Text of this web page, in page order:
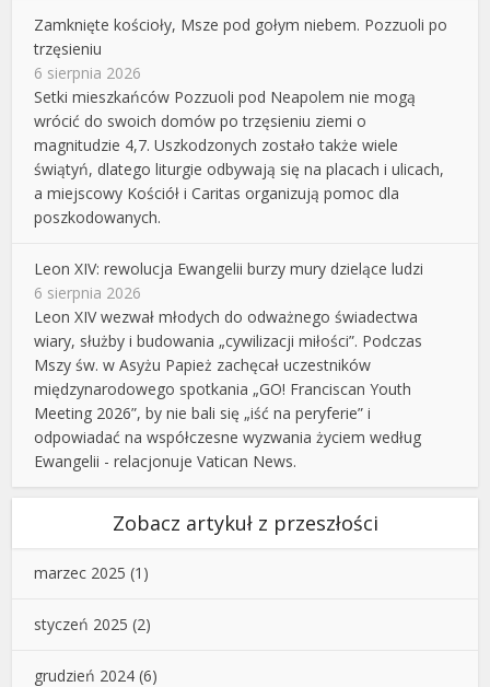
Zamknięte kościoły, Msze pod gołym niebem. Pozzuoli po
trzęsieniu
6 sierpnia 2026
Setki mieszkańców Pozzuoli pod Neapolem nie mogą
wrócić do swoich domów po trzęsieniu ziemi o
magnitudzie 4,7. Uszkodzonych zostało także wiele
świątyń, dlatego liturgie odbywają się na placach i ulicach,
a miejscowy Kościół i Caritas organizują pomoc dla
poszkodowanych.
Leon XIV: rewolucja Ewangelii burzy mury dzielące ludzi
6 sierpnia 2026
Leon XIV wezwał młodych do odważnego świadectwa
wiary, służby i budowania „cywilizacji miłości”. Podczas
Mszy św. w Asyżu Papież zachęcał uczestników
międzynarodowego spotkania „GO! Franciscan Youth
Meeting 2026”, by nie bali się „iść na peryferie” i
odpowiadać na współczesne wyzwania życiem według
Ewangelii - relacjonuje Vatican News.
Zobacz artykuł z przeszłości
marzec 2025 (1)
styczeń 2025 (2)
grudzień 2024 (6)